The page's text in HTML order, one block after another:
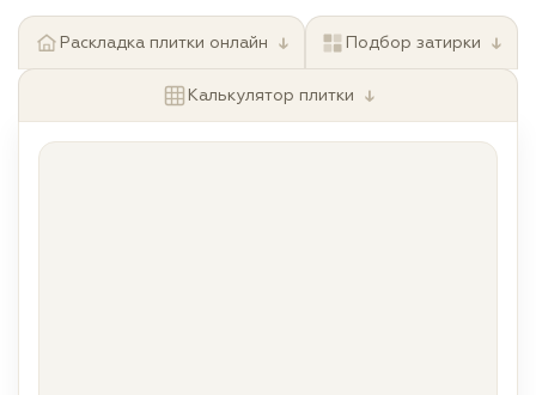
Раскладка плитки онлайн ↓ Подбор затирки ↓
Калькулятор плитки ↓